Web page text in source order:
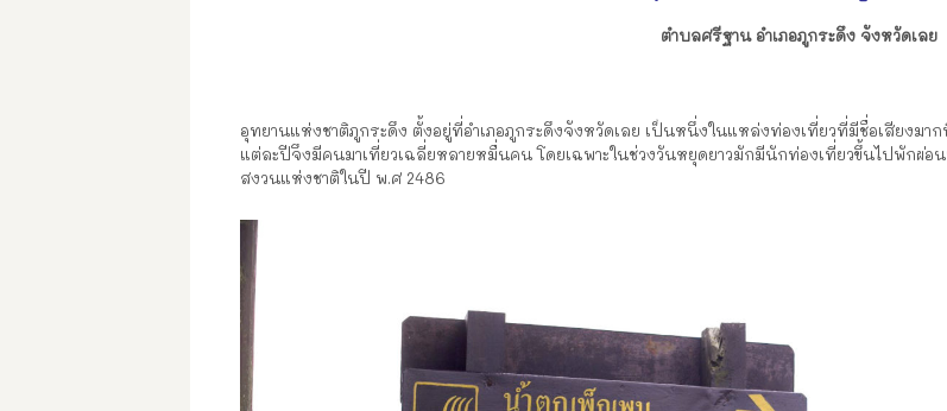
ตำบลศรีฐาน อำเภอภูกระดึง จังหวัดเลย
อุทยานแห่งชาติภูกระดึง ตั้งอยู่ที่อำเภอภูกระดึงจังหวัดเลย เป็นหนึ่งในแหล่งท่องเที่ยวที่มีชื่อเสียงมา
แต่ละปีจึงมีคนมาเที่ยวเฉลี่ยหลายหมื่นคน โดยเฉพาะในช่วงวันหยุดยาวมักมีนักท่องเที่ยวขึ้นไปพักผ่
สงวนแห่งชาติในปี พ.ศ 2486